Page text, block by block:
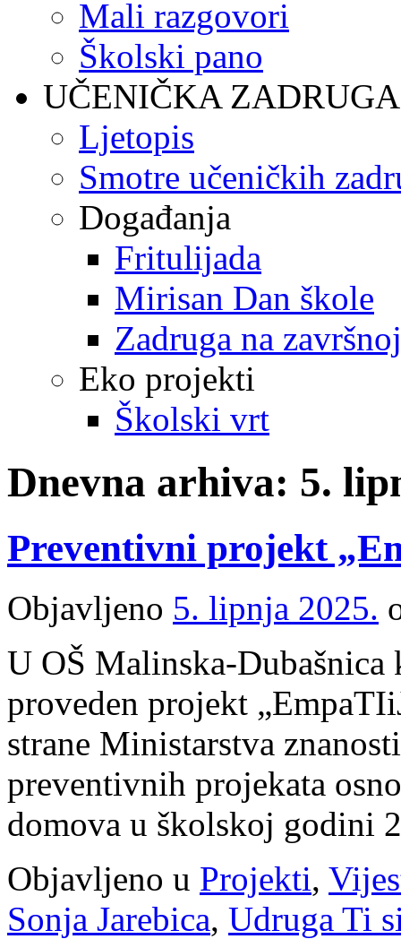
Mali razgovori
Školski pano
UČENIČKA ZADRUGA
Ljetopis
Smotre učeničkih
Događanja
Fritulijada
Mirisan Dan škole
Zadruga na
Eko projekti
Školski vrt
Dnevna arhiva: 5.
Preventivni projekt
Objavljeno 5. lipnja 2025.
U OŠ Malinska-
proveden projekt
strane Ministarstva
preventivnih projekata
domova u školskoj godini
Objavljeno u Projekti,
Sonja Jarebica, Udruga Ti